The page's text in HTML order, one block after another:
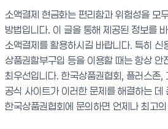
소액결제 현금화는 편리함과 위험성을 모
방법입니다. 이 글을 통해 제공된 정보를
소액결제를 활용하시길 바랍니다. 특히 신
상품권할부구입 등을 이용할 때는 항상 안
최우선입니다. 한국상품권협회, 플러스존,
공식 사이트가 이러한 문제를 해결하는 데
한국상품권협회에 문의하면 언제나 최고